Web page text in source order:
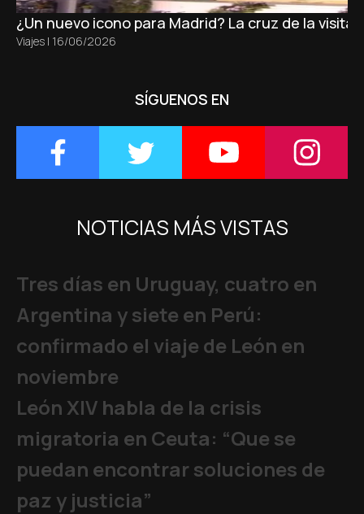
¿Un nuevo icono para Madrid? La cruz de la visita
Viajes | 16/06/2026
SÍGUENOS EN
NOTICIAS MÁS VISTAS
Tres días en Uruguay, cuatro en
Argentina y siete en Perú:
confirmado el viaje de León en
noviembre
León XIV habla de la crisis
migratoria en Ceuta: “Que se
puedan encontrar soluciones de
paz y justicia”